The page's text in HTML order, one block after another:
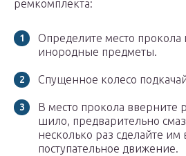
ремкомплекта:
Определите место
инородные предметы.
Спущенное колесо
В место прокола вверните
шило, предварительно
несколько раз сделайте им
поступательное движение.